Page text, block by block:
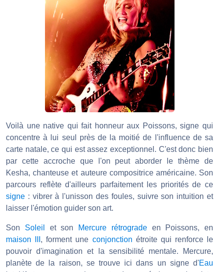
Voilà une native qui fait honneur aux Poissons, signe qui
concentre à lui seul près de la moitié de l'influence de sa
carte natale, ce qui est assez exceptionnel. C'est donc bien
par cette accroche que l'on peut aborder le thème de
Kesha, chanteuse et auteure compositrice américaine. Son
parcours reflète d'ailleurs parfaitement les priorités de ce
signe : vibrer à l'unisson des foules, suivre son intuition et
laisser l'émotion guider son art.
Son Soleil et son Mercure rétrogradeen Poissons, en
maison III , forment une conjonction étroite qui renforce le
pouvoir d'imagination et la sensibilité mentale. Mercure,
planète de la raison, se trouve ici dans un signe d'Eau